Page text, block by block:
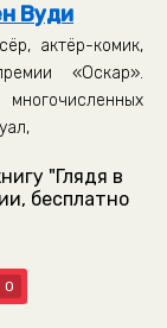
Вуди
актёр-комик,
«Оскар».
"Глядя в
бесплатно
0